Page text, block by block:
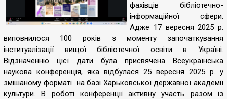
фахівців бібліотечно-
інформаційної сфери.
Адже 17 вересня 2025 р.
виповнилося 100 років з моменту започаткування
інституалізації вищої бібліотечної освіти в Україні.
Відзначенню цієї дати була присвячена Всеукраїнська
наукова конференція, яка відбулася 25 вересня 2025 р. у
змішаному форматі на базі Харьковської державної академії
культури. В роботі конференції активну участь разом із